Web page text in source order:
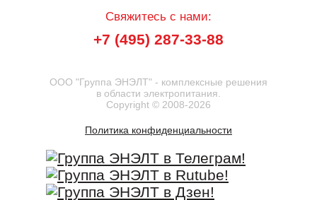
Свяжитесь с нами:
+7 (495) 287-33-88
ООО "Группа ЭНЭЛТ" - комплексные решения
в области электропитания.
Copyright © 2008-2026
Политика конфиденциальности